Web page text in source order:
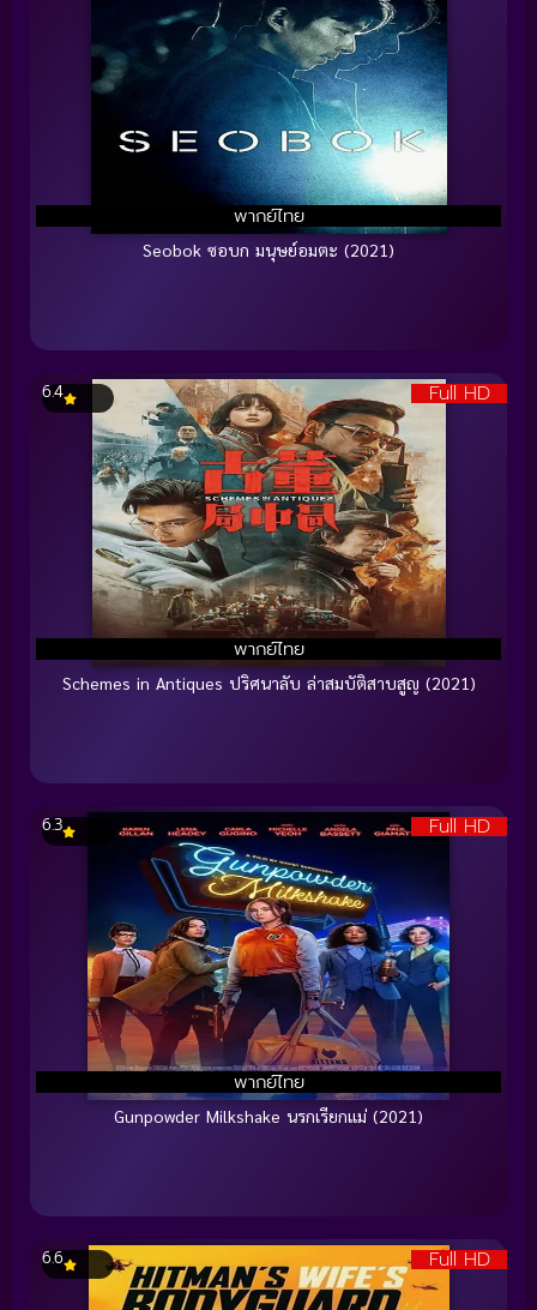
พากย์ไทย
Seobok ซอบก มนุษย์อมตะ (2021)
Full HD
พากย์ไทย
6.4
Schemes in Antiques ปริศนาลับ ล่าสมบัติสาบสูญ (2021)
Full HD
พากย์ไทย
6.3
Gunpowder Milkshake นรกเรียกแม่ (2021)
Full HD
6.6